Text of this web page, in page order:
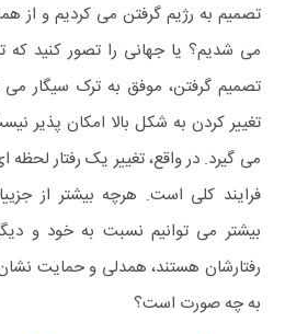
تصمیم به رژیم گرفتن می کردیم و از
می شدیم؟ یا جهانی را تصور کنید که
تصمیم گرفتن، موفق به ترک سیگار
تغییر کردن به شکل بالا امکان پذیر
می گیرد. در واقع، تغییر یک رفتار
فرایند کلی است. هرچه بیشتر از
بیشتر می توانیم نسبت به خود و
رفتارشان هستند، همدلی و حمایت نشان
به چه صورت است؟